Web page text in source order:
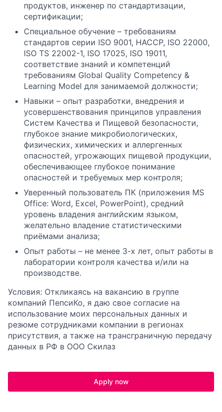
продуктов, инженер по стандартизации,
сертификации;
Специальное обучение – требованиям
стандартов серии ISO 9001, HACCP, ISO 22000,
ISO TS 22002-1, ISO 17025, ISO 19011,
соответствие знаний и компетенций
требованиям Global Quality Competency &
Learning Model для занимаемой должности;
Навыки – опыт разработки, внедрения и
усовершенствования принципов управления
Систем Качества и Пищевой безопасности,
глубокое знание микробиологических,
физических, химических и аллергенных
опасностей, угрожающих пищевой продукции,
обеспечивающее глубокое понимание
опасностей и требуемых мер контроля;
Уверенный пользователь ПК (приложения MS
Office: Word, Excel, PowerPoint), средний
уровень владения английским языком,
желательно владение статистическими
приёмами анализа;
Опыт работы – не менее 3-х лет, опыт работы в
лаборатории контроля качества и/или на
производстве.
Условия: Откликаясь на вакансию в группе
компаний ПепсиКо, я даю свое согласие на
использование моих персональных данных и
резюме сотрудниками компании в регионах
присутствия, а также на трансграничную передачу
данных в РФ в ООО Скилаз
Apply now